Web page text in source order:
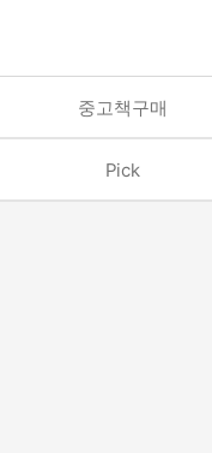
중고책구매
Pick